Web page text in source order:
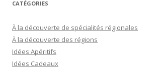
CATÉGORIES
À la découverte de spécialités régionales
À la découverte des régions
Idées Apéritifs
Idées Cadeaux